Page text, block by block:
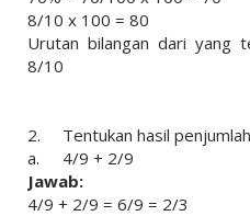
8/10 x 100 = 80
Urutan bilangan dari
8/10
2.
Tentukan hasil
a.
4/9 + 2/9
Jawab:
4/9 + 2/9 = 6/9 = 2/3